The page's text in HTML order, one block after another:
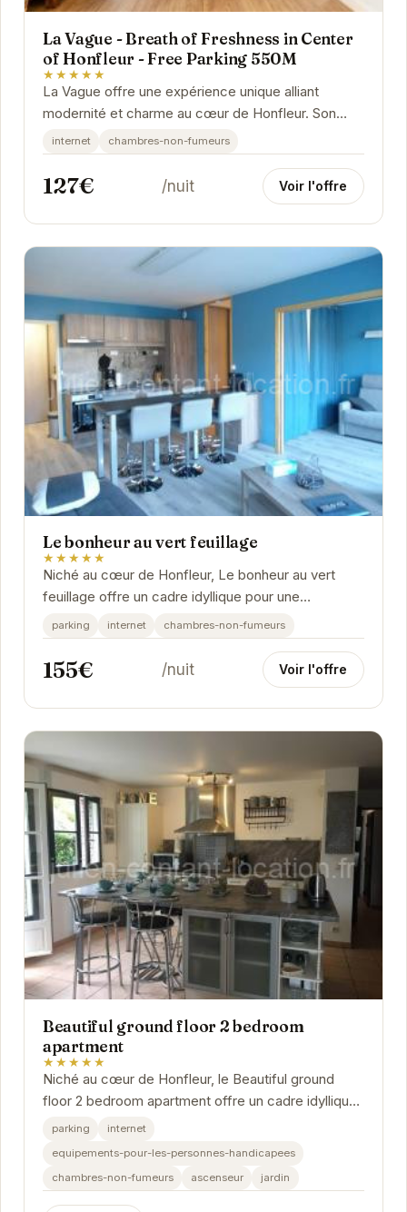
La Vague - Breath of Freshness in Center
of Honfleur - Free Parking 550M
★★★★★
La Vague offre une expérience unique alliant
modernité et charme au cœur de Honfleur. Son
emplacement privilégié, à proximité des
attractions...
internet chambres-non-fumeurs
127€ /nuit Voir l'offre
Le bonheur au vert feuillage
★★★★★
Niché au cœur de Honfleur, Le bonheur au vert
feuillage offre un cadre idyllique pour une
escapade normande. Ses chambres confortables
et son...
parking internet chambres-non-fumeurs
155€ /nuit Voir l'offre
Beautiful ground floor 2 bedroom
apartment
★★★★★
Niché au cœur de Honfleur, le Beautiful ground
floor 2 bedroom apartment offre un cadre idyllique
pour une escapade normande. Ses équipements...
parking
internet
equipements-pour-les-personnes-handicapees
chambres-non-fumeurs
ascenseur jardin